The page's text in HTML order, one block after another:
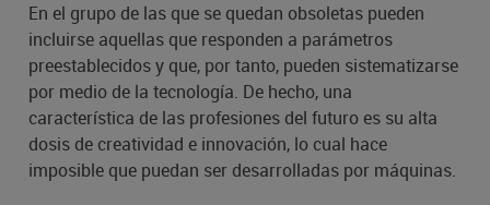
En el grupo de las que se quedan obsoletas pueden
incluirse aquellas que responden a parámetros
preestablecidos y que, por tanto, pueden sistematizarse
por medio de la tecnología. De hecho, una
característica de las profesiones del futuro es su alta
dosis de creatividad e innovación, lo cual hace
imposible que puedan ser desarrolladas por máquinas.